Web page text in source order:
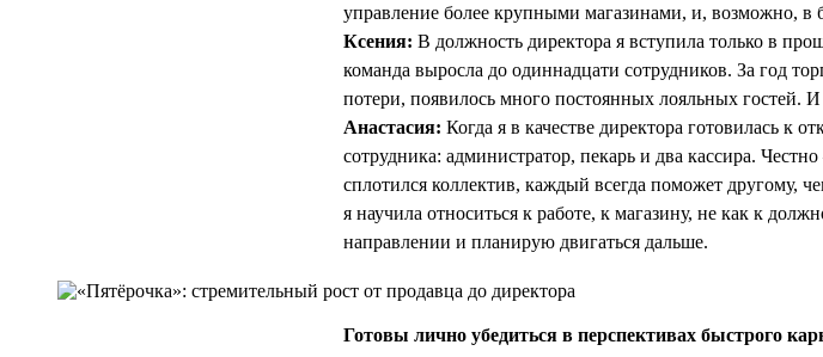
управление более крупными магазинами, и, возможно, в
Ксения: В должность директора я вступила только в
команда выросла до одиннадцати сотрудников. За год
потери, появилось много постоянных лояльных гостей. И
Анастасия: Когда я в качестве директора готовилась к
сотрудника: администратор, пекарь и два кассира.
сплотился коллектив, каждый всегда поможет другому,
я научила относиться к работе, к магазину, не как к
направлении и планирую двигаться дальше.
Готовы лично убедиться в перспективах быстрого